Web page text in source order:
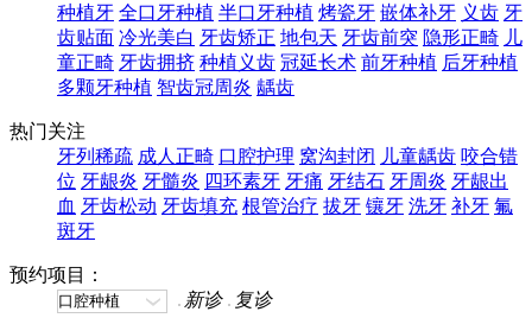
种植牙 全口牙种植 半口牙种植 烤瓷牙 嵌体补牙 义齿 牙
齿贴面 冷光美白 牙齿矫正 地包天 牙齿前突 隐形正畸 儿
童正畸 牙齿拥挤 种植义齿 冠延长术 前牙种植 后牙种植
多颗牙种植 智齿冠周炎 龋齿
热门关注
牙列稀疏 成人正畸 口腔护理 窝沟封闭 儿童龋齿 咬合错
位 牙龈炎 牙髓炎 四环素牙 牙痛 牙结石 牙周炎 牙龈出
血 牙齿松动 牙齿填充 根管治疗 拔牙 镶牙 洗牙 补牙 氟
斑牙
预约项目：
新诊
复诊